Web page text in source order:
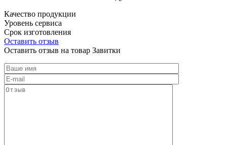
Качество продукции
Уровень сервиса
Срок изготовления
Оставить отзыв
Оставить отзыв на товар Завитки